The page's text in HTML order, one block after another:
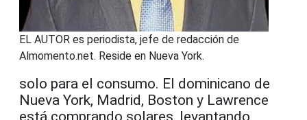
EL AUTOR es periodista, jefe de redacción de
Almomento.net. Reside en Nueva York.
solo para el consumo. El dominicano de
Nueva York, Madrid, Boston y Lawrence
está comprando solares, levantando